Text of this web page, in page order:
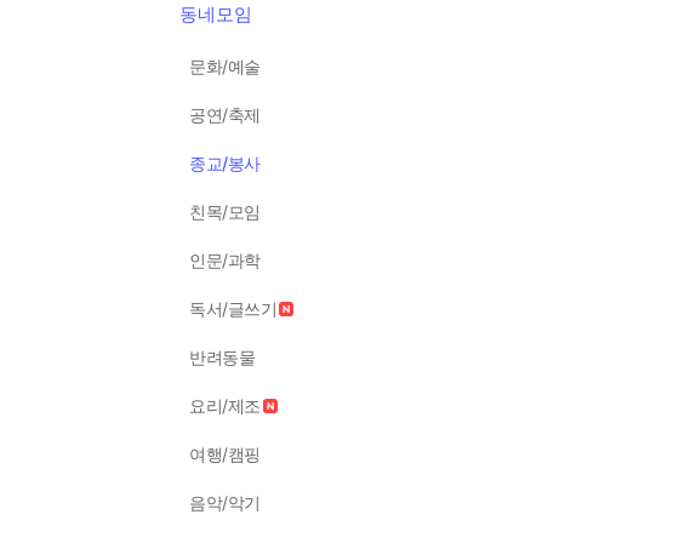
동네모임
문화/예술
공연/축제
종교/봉사
친목/모임
인문/과학
독서/글쓰기
반려동물
요리/제조
여행/캠핑
음악/악기